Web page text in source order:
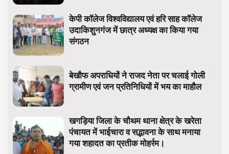
केपी कॉलेज विश्वविद्यालय एवं हरि साह कॉलेज
उदाकिशुनगंज में छात्र अध्यक्ष का किया गया
संगठन
बेखौफ अपराधियों ने राजद नेता पर चलाई गोली
ग्रामीण एवं जन प्रतिनिधियों में भय का माहौल
खगड़िया जिला के चौथम थाना क्षेत्र के खरेता
पंचायत में भाईचारा व सद्भावना के साथ मनाया
गया शहादत का प्रतीक मोहर्रम।